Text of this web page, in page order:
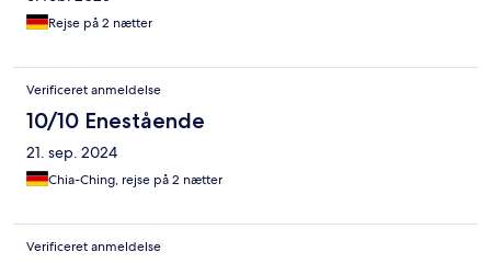
Rejse på 2 nætter
Verificeret anmeldelse
10/10 Enestående
21. sep. 2024
Chia-Ching, rejse på 2 nætter
Verificeret anmeldelse